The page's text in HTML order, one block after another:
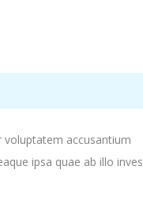
voluptatem accusantium
ipsa quae ab illo inves